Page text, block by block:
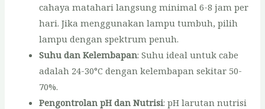
cahaya matahari langsung minimal 6-8 jam per
hari. Jika menggunakan lampu tumbuh, pilih
lampu dengan spektrum penuh.
Suhu dan Kelembapan: Suhu ideal untuk cabe
adalah 24-30°C dengan kelembapan sekitar 50-
70%.
Pengontrolan pH dan Nutrisi: pH larutan nutrisi